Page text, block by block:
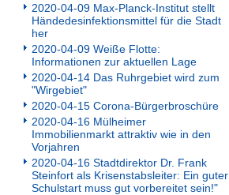
2020-04-09 Max-Planck-Institut stellt
Händedesinfektionsmittel für die Stadt
her
2020-04-09 Weiße Flotte:
Informationen zur aktuellen Lage
2020-04-14 Das Ruhrgebiet wird zum
"Wirgebiet"
2020-04-15 Corona-Bürgerbroschüre
2020-04-16 Mülheimer
Immobilienmarkt attraktiv wie in den
Vorjahren
2020-04-16 Stadtdirektor Dr. Frank
Steinfort als Krisenstabsleiter: Ein guter
Schulstart muss gut vorbereitet sein!"